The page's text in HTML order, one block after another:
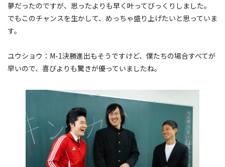
夢だったのですが、思ったよりも早く叶ってびっくりしました。
でもこのチャンスを生かして、めっちゃ盛り上げたいと思っていま
す。
ユウショウ：M-1決勝進出もそうですけど、僕たちの場合すべてが
早いので、喜びよりも驚きが優っていましたね。